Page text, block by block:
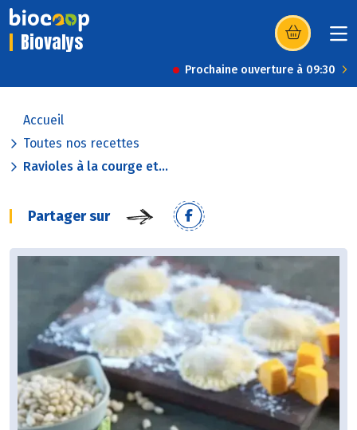
Biovalys (s’ouvre dans
Prochaine ouverture à 09:30
Accueil
Toutes nos recettes
Ravioles à la courge et...
Partager sur